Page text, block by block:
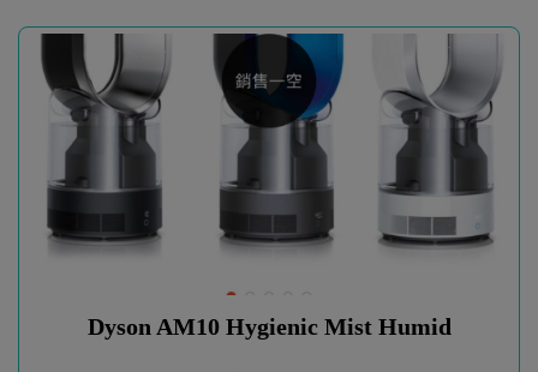
Dyson AM10 Hygienic Mist Humid